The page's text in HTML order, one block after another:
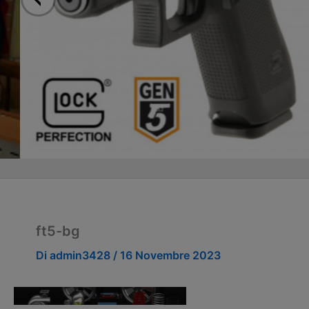
ft5-bg
Di admin3428 / 16 Novembre 2023